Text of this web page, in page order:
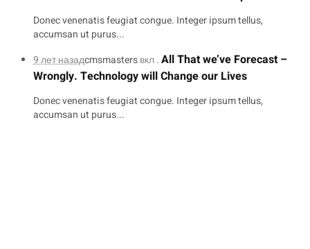
Donec venenatis feugiat congue. Integer ipsum tellus,
accumsan ut purus...
9 лет назадcmsmastersвкл .All That we’ve Forecast –
Wrongly. Technology will Change our Lives
Donec venenatis feugiat congue. Integer ipsum tellus,
accumsan ut purus...